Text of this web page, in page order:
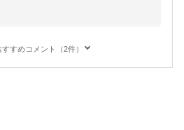
すめコメント（2件）